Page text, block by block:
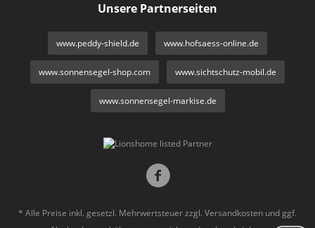
Unsere Partnerseiten
www.peddy-shield.de www.hofsaess-online.de
www.sonnensegel-shop.com www.sichtschutz-mobil.de
www.sonnensegel-markise.de
* Alle Preise inkl. gesetzl. Mehrwertsteuer zzgl. Versandkosten und ggf.